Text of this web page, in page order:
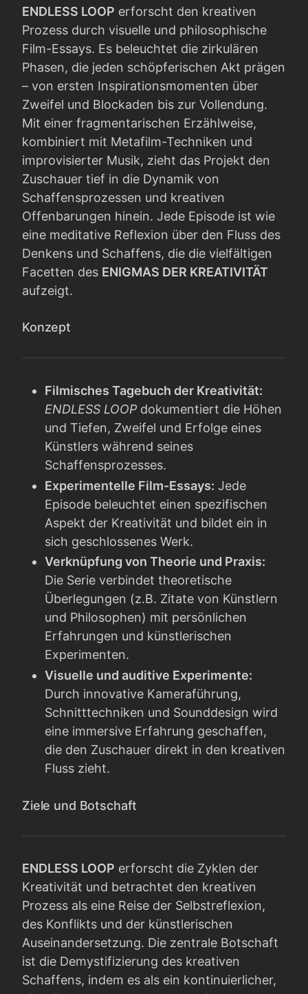
ENDLESS LOOP erforscht den kreativen
Prozess durch visuelle und philosophische
Film-Essays. Es beleuchtet die zirkulären
Phasen, die jeden schöpferischen Akt prägen
– von ersten Inspirationsmomenten über
Zweifel und Blockaden bis zur Vollendung.
Mit einer fragmentarischen Erzählweise,
kombiniert mit Metafilm-Techniken und
improvisierter Musik, zieht das Projekt den
Zuschauer tief in die Dynamik von
Schaffensprozessen und kreativen
Offenbarungen hinein. Jede Episode ist wie
eine meditative Reflexion über den Fluss des
Denkens und Schaffens, die die vielfältigen
Facetten des ENIGMAS DER KREATIVITÄT
aufzeigt.
Konzept
Filmisches Tagebuch der Kreativität:
ENDLESS LOOP dokumentiert die Höhen
und Tiefen, Zweifel und Erfolge eines
Künstlers während seines
Schaffensprozesses.
Experimentelle Film-Essays: Jede
Episode beleuchtet einen spezifischen
Aspekt der Kreativität und bildet ein in
sich geschlossenes Werk.
Verknüpfung von Theorie und Praxis:
Die Serie verbindet theoretische
Überlegungen (z.B. Zitate von Künstlern
und Philosophen) mit persönlichen
Erfahrungen und künstlerischen
Experimenten.
Visuelle und auditive Experimente:
Durch innovative Kameraführung,
Schnitttechniken und Sounddesign wird
eine immersive Erfahrung geschaffen,
die den Zuschauer direkt in den kreativen
Fluss zieht.
Ziele und Botschaft
ENDLESS LOOP erforscht die Zyklen der
Kreativität und betrachtet den kreativen
Prozess als eine Reise der Selbstreflexion,
des Konflikts und der künstlerischen
Auseinandersetzung. Die zentrale Botschaft
ist die Demystifizierung des kreativen
Schaffens, indem es als ein kontinuierlicher,